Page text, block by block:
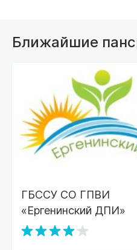
Ближайшие
ГБССУ СО ГПВИ
«Ергенинский ДПИ»